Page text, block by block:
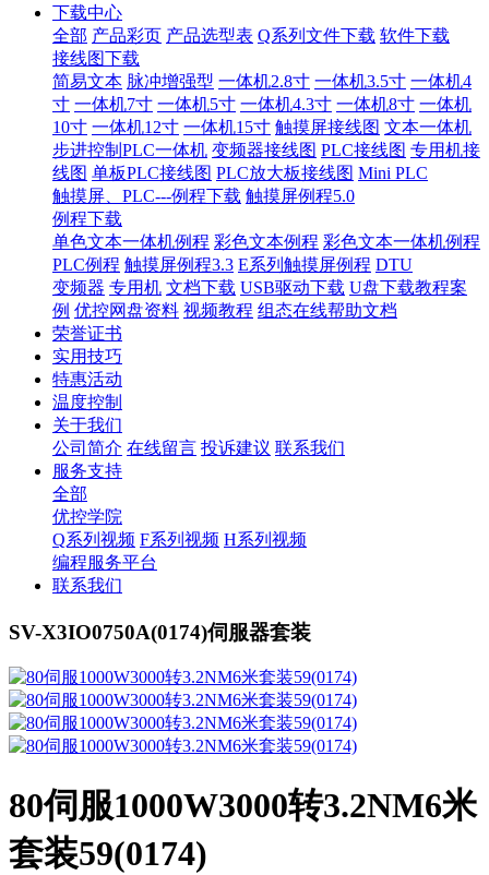
下载中心
全部 产品彩页 产品选型表 Q系列文件下载 软件下载
接线图下载
简易文本 脉冲增强型 一体机2.8寸 一体机3.5寸 一体机4
寸 一体机7寸 一体机5寸 一体机4.3寸 一体机8寸 一体机
10寸 一体机12寸 一体机15寸 触摸屏接线图 文本一体机
步进控制PLC一体机 变频器接线图 PLC接线图 专用机接
线图 单板PLC接线图 PLC放大板接线图 Mini PLC
触摸屏、PLC---例程下载 触摸屏例程5.0
例程下载
单色文本一体机例程 彩色文本例程 彩色文本一体机例程
PLC例程 触摸屏例程3.3 E系列触摸屏例程 DTU
变频器 专用机 文档下载 USB驱动下载 U盘下载教程案
例 优控网盘资料 视频教程 组态在线帮助文档
荣誉证书
实用技巧
特惠活动
温度控制
关于我们
公司简介 在线留言 投诉建议 联系我们
服务支持
全部
优控学院
Q系列视频 F系列视频 H系列视频
编程服务平台
联系我们
SV-X3IO0750A(0174)伺服器套装
80伺服1000W3000转3.2NM6米
套装59(0174)